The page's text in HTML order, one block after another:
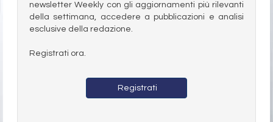
newsletter Weekly con gli aggiornamenti più rilevanti
della settimana, accedere a pubblicazioni e analisi
esclusive della redazione.
Registrati ora.
Registrati